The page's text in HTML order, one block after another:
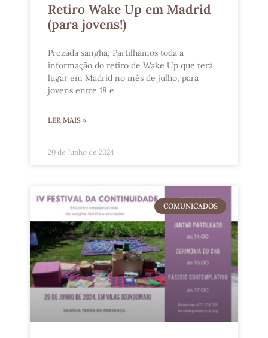
Retiro Wake Up em Madrid
(para jovens!)
Prezada sangha, Partilhamos toda a
informação do retiro de Wake Up que terá
lugar em Madrid no mês de julho, para
jovens entre 18 e
LER MAIS »
20 de Junho de 2024
COMUNICADOS